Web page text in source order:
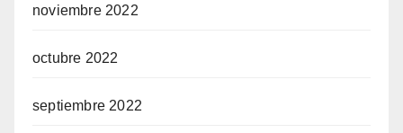
noviembre 2022
octubre 2022
septiembre 2022